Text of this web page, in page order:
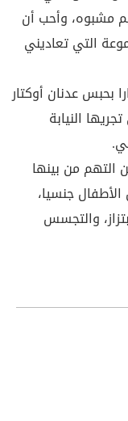
مشبوه، وأحب أن
التي تعاديني
بحبس عدنان أوكتار
النيابة
التهم من بينها
جنسيا،
والتجسس